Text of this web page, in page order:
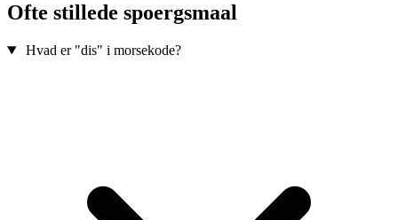
Ofte stillede spoergsmaal
Hvad er "dis" i morsekode?